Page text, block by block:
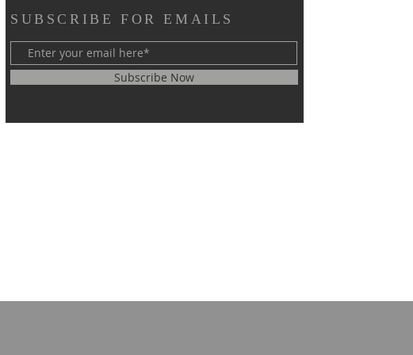
SUBSCRIBE FOR EMAILS
Subscribe Now